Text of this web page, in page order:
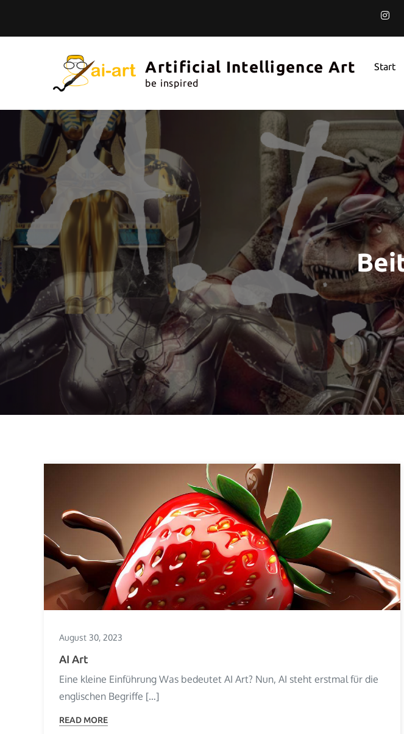
Artificial Intelligence Art
be inspired
Start
August 30, 2023
AI Art
Eine kleine Einführung Was bedeutet AI Art? Nun, AI steht erstmal für die
englischen Begriffe […]
READ MORE